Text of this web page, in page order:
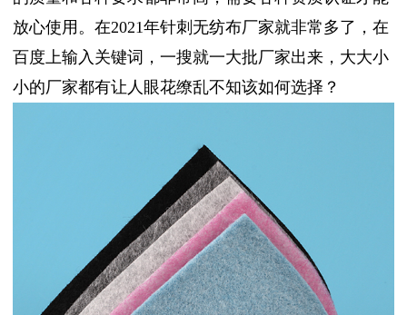
放心使用。在2021年针刺无纺布厂家就非常多了，在
百度上输入关键词，一搜就一大批厂家出来，大大小
小的厂家都有让人眼花缭乱不知该如何选择？